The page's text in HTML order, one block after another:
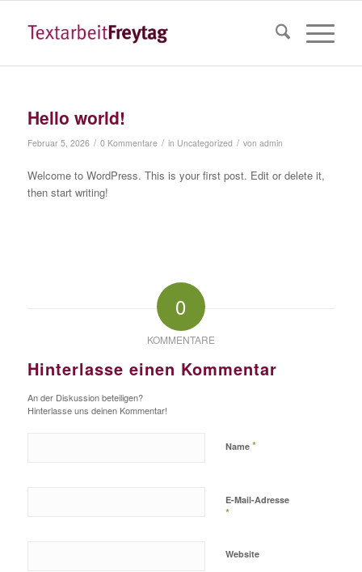
Hello world!
Februar 5, 2026 / 0 Kommentare / in Uncategorized / von admin
Welcome to WordPress. This is your first post. Edit or delete it,
then start writing!
0
KOMMENTARE
Hinterlasse einen Kommentar
An der Diskussion beteiligen?
Hinterlasse uns deinen Kommentar!
Name *
E-Mail-Adresse
*
Website